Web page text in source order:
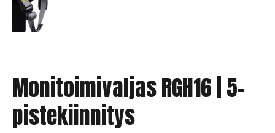
Monitoimivaljas RGH16 | 5-
pistekiinnitys